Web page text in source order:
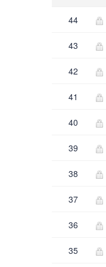
44
43
42
41
40
39
38
37
36
35